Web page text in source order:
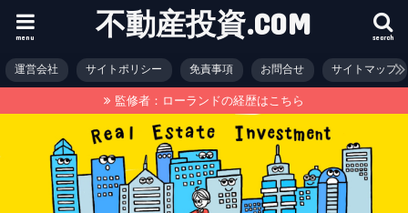
不動産投資.COM search
menu
運営会社 サイトポリシー 免責事項 お問合せ サイトマップ
監修者：ローランドの経歴はこちら